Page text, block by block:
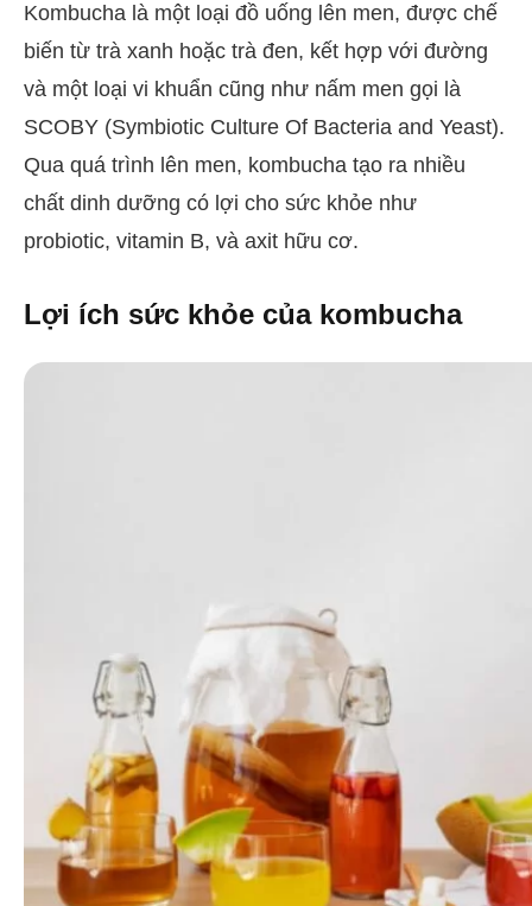
Kombucha là một loại đồ uống lên men, được chế
biến từ trà xanh hoặc trà đen, kết hợp với đường
và một loại vi khuẩn cũng như nấm men gọi là
SCOBY (Symbiotic Culture Of Bacteria and Yeast).
Qua quá trình lên men, kombucha tạo ra nhiều
chất dinh dưỡng có lợi cho sức khỏe như
probiotic, vitamin B, và axit hữu cơ.
Lợi ích sức khỏe của kombucha